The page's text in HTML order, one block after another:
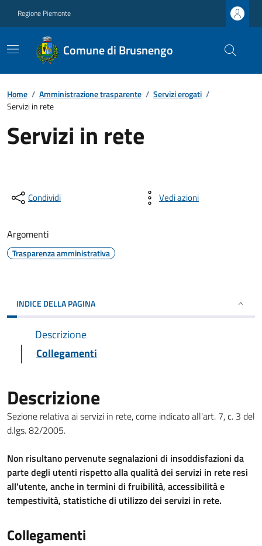
Regione Piemonte
Comune di Brusnengo
Home / Amministrazione trasparente / Servizi erogati /
Servizi in rete
Servizi in rete
Condividi Vedi azioni
Argomenti
Trasparenza amministrativa
INDICE DELLA PAGINA
Descrizione
Collegamenti
Descrizione
Sezione relativa ai servizi in rete, come indicato all'art. 7, c. 3 del
d.lgs. 82/2005.
Non risultano pervenute segnalazioni di insoddisfazioni da
parte degli utenti rispetto alla qualità dei servizi in rete resi
all'utente, anche in termini di fruibilità, accessibilità e
tempestività, statistiche di utilizzo dei servizi in rete.
Collegamenti